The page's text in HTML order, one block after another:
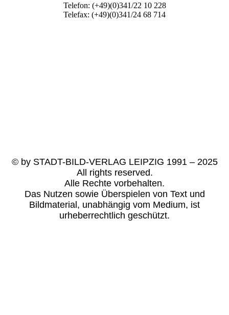
Telefon: (+49)(0)341/22 10 228
Telefax: (+49)(0)341/24 68 714
© by STADT-BILD-VERLAG LEIPZIG 1991 – 2025
All rights reserved.
Alle Rechte vorbehalten.
Das Nutzen sowie Überspielen von Text und
Bildmaterial, unabhängig vom Medium, ist
urheberrechtlich geschützt.